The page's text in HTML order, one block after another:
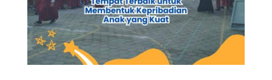
n
s
t
p